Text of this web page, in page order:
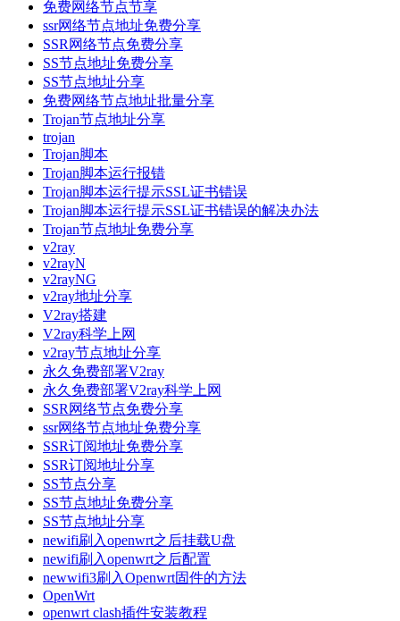
免费网络节点节享
ssr网络节点地址免费分享
SSR网络节点免费分享
SS节点地址免费分享
SS节点地址分享
免费网络节点地址批量分享
Trojan节点地址分享
trojan
Trojan脚本
Trojan脚本运行报错
Trojan脚本运行提示SSL证书错误
Trojan脚本运行提示SSL证书错误的解决办法
Trojan节点地址免费分享
v2ray
v2rayN
v2rayNG
v2ray地址分享
V2ray搭建
V2ray科学上网
v2ray节点地址分享
永久免费部署V2ray
永久免费部署V2ray科学上网
SSR网络节点免费分享
ssr网络节点地址免费分享
SSR订阅地址免费分享
SSR订阅地址分享
SS节点分享
SS节点地址免费分享
SS节点地址分享
newifi刷入openwrt之后挂载U盘
newifi刷入openwrt之后配置
newwifi3刷入Openwrt固件的方法
OpenWrt
openwrt clash插件安装教程